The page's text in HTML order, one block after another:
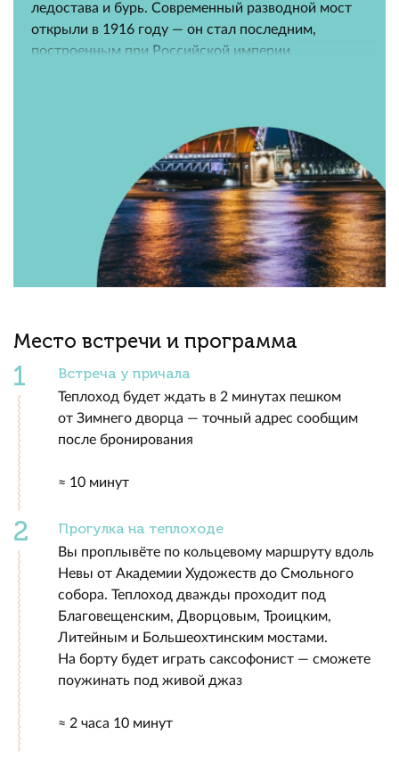
ледостава и бурь. Современный разводной мост
открыли в 1916 году — он стал последним,
построенным при Российской империи
Место встречи и программа
Встреча у причала
Теплоход будет ждать в 2 минутах пешком
от Зимнего дворца — точный адрес сообщим
после бронирования
≈ 10 минут
Прогулка на теплоходе
Вы проплывёте по кольцевому маршруту вдоль
Невы от Академии Художеств до Смольного
собора. Теплоход дважды проходит под
Благовещенским, Дворцовым, Троицким,
Литейным и Большеохтинским мостами.
На борту будет играть саксофонист — сможете
поужинать под живой джаз
≈ 2 часа 10 минут